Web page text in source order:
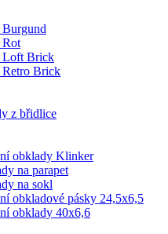
Loft Brick
Brick
z břidlice
obklady Klinker
na parapet
na sokl
obkladové pásky 24,5x6,5
obklady 40x6,6